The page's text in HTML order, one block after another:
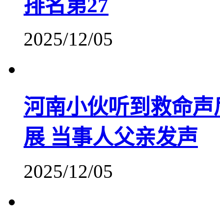
排名第27
2025/12/05
河南小伙听到救命
展 当事人父亲发声
2025/12/05